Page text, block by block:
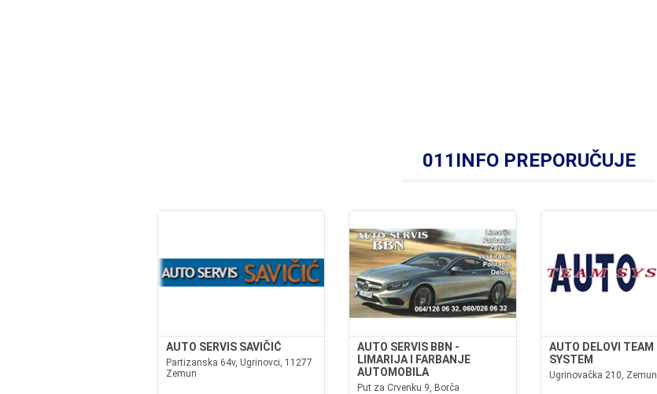
011INFO PREPORUČUJE
AUTO SERVIS SAVIČIĆ
Partizanska 64v, Ugrinovci, 11277
Zemun
AUTO SERVIS BBN -
LIMARIJA I FARBANJE
AUTOMOBILA
Put za Crvenku 9, Borča
AUTO DELOVI TEAM
SYSTEM
Ugrinovačka 210, Zemun